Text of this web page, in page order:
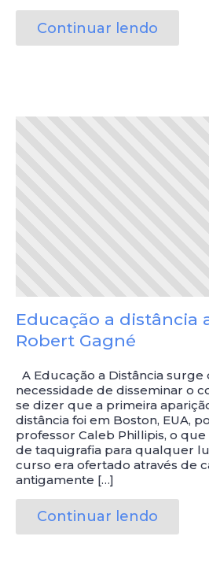
Continuar lendo
Educação a distância
Robert Gagné
A Educação a Distância surge
necessidade de disseminar o
se dizer que a primeira
distância foi em Boston, EUA,
professor Caleb Phillipis, o
de taquigrafia para qualquer
curso era ofertado através de
antigamente […]
Continuar lendo